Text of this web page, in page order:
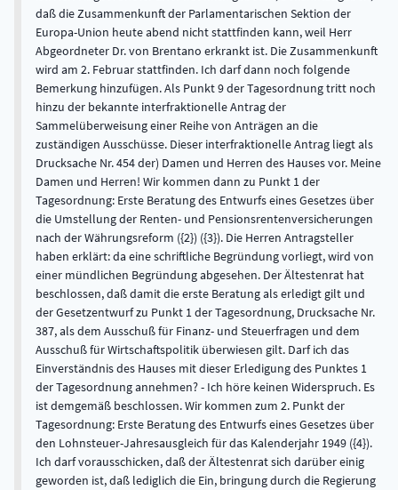
daß die Zusammenkunft der Parlamentarischen Sektion der
Europa-Union heute abend nicht stattfinden kann, weil Herr
Abgeordneter Dr. von Brentano erkrankt ist. Die Zusammenkunft
wird am 2. Februar stattfinden. Ich darf dann noch folgende
Bemerkung hinzufügen. Als Punkt 9 der Tagesordnung tritt noch
hinzu der bekannte interfraktionelle Antrag der
Sammelüberweisung einer Reihe von Anträgen an die
zuständigen Ausschüsse. Dieser interfraktionelle Antrag liegt als
Drucksache Nr. 454 der) Damen und Herren des Hauses vor. Meine
Damen und Herren! Wir kommen dann zu Punkt 1 der
Tagesordnung: Erste Beratung des Entwurfs eines Gesetzes über
die Umstellung der Renten- und Pensionsrentenversicherungen
nach der Währungsreform ({2}) ({3}). Die Herren Antragsteller
haben erklärt: da eine schriftliche Begründung vorliegt, wird von
einer mündlichen Begründung abgesehen. Der Ältestenrat hat
beschlossen, daß damit die erste Beratung als erledigt gilt und
der Gesetzentwurf zu Punkt 1 der Tagesordnung, Drucksache Nr.
387, als dem Ausschuß für Finanz- und Steuerfragen und dem
Ausschuß für Wirtschaftspolitik überwiesen gilt. Darf ich das
Einverständnis des Hauses mit dieser Erledigung des Punktes 1
der Tagesordnung annehmen? - Ich höre keinen Widerspruch. Es
ist demgemäß beschlossen. Wir kommen zum 2. Punkt der
Tagesordnung: Erste Beratung des Entwurfs eines Gesetzes über
den Lohnsteuer-Jahresausgleich für das Kalenderjahr 1949 ({4}).
Ich darf vorausschicken, daß der Ältestenrat sich darüber einig
geworden ist, daß lediglich die Ein, bringung durch die Regierung